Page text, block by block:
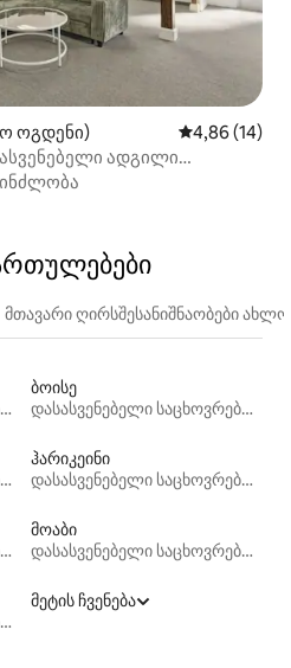
ოგდენი) საშუალო
4,86 (14)
ადგილი
მთავარი ღირსშესანიშნაობები
დასასვენებელი საცხოვრებლები
ბოისე
დასასვენებელი საცხოვრებლები
დასასვენებელი საცხოვრებლები
ჰარიკეინი
დასასვენებელი საცხოვრებლები
დასასვენებელი საცხოვრებლები
მოაბი
დასასვენებელი საცხოვრებლები
დასასვენებელი საცხოვრებლები
მეტის ჩვენება